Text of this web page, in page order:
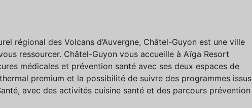
régional des Volcans d’Auvergne, Châtel-Guyon est une ville
ressourcer. Châtel-Guyon vous accueille à Aïga Resort
médicales et prévention santé avec ses deux espaces de
premium et la possibilité de suivre des programmes issus
avec des activités cuisine santé et des parcours prévention